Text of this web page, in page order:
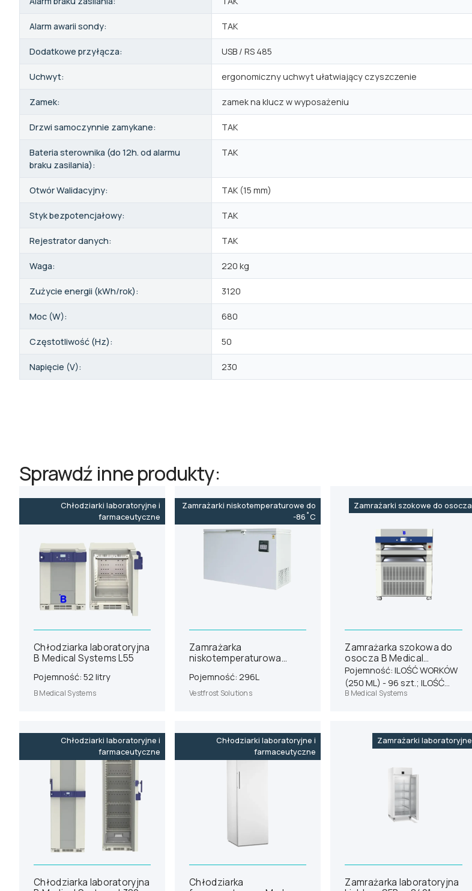
Alarm awarii sondy: TAK
Dodatkowe przyłącza: USB / RS 485
Uchwyt: ergonomiczny uchwyt ułatwiający czyszczenie
Zamek: zamek na klucz w wyposażeniu
Drzwi samoczynnie zamykane: TAK
Bateria sterownika (do 12h. od alarmu
braku zasilania):
TAK
Otwór Walidacyjny: TAK (15 mm)
Styk bezpotencjałowy: TAK
Rejestrator danych: TAK
Waga: 220 kg
Zużycie energii (kWh/rok): 3120
Moc (W): 680
Częstotliwość (Hz): 50
Napięcie (V): 230
Sprawdź inne produkty:
Chłodziarki laboratoryjne i
farmaceutyczne
Chłodziarka laboratoryjna
B Medical Systems L55
Pojemność: 52 litry
B Medical Systems
Zamrażarki niskotemperaturowe do
-86˚C
Zamrażarka
niskotemperaturowa
Pojemność: 296L
Vestfrost Solutions
Zamrażarki szokowe do osocza
Zamrażarka szokowa do
osocza B Medical
Systems CSF101 L
Pojemność: ILOŚĆ WORKÓW
(250 ML) - 96 szt.; ILOŚĆ
WORKÓW (850 ML) - 32 szt.
B Medical Systems
Chłodziarki laboratoryjne i
farmaceutyczne
Chłodziarka laboratoryjna
Chłodziarki laboratoryjne i
farmaceutyczne
Chłodziarka
Zamrażarki laboratoryjne
Zamrażarka laboratoryjna